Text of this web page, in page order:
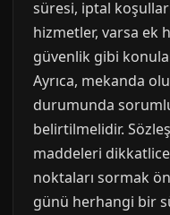
süresi, iptal
hizmetler, varsa ek
güvenlik gibi
Ayrıca, mekanda
durumunda
belirtilmelidir.
maddeleri
noktaları sormak
günü herhangi bir